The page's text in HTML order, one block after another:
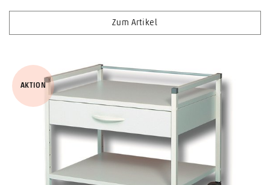
Zum Artikel
AKTION